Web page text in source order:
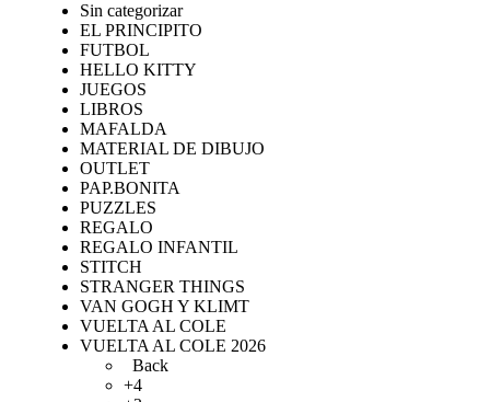
Sin categorizar
EL PRINCIPITO
FUTBOL
HELLO KITTY
JUEGOS
LIBROS
MAFALDA
MATERIAL DE DIBUJO
OUTLET
PAP.BONITA
PUZZLES
REGALO
REGALO INFANTIL
STITCH
STRANGER THINGS
VAN GOGH Y KLIMT
VUELTA AL COLE
VUELTA AL COLE 2026
Back
+4